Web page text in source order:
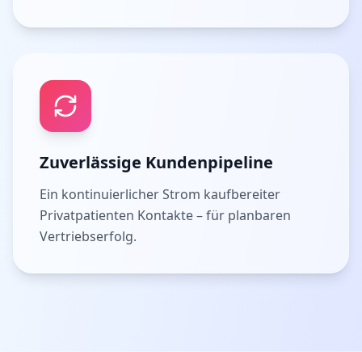
Zuverlässige Kundenpipeline
Ein kontinuierlicher Strom kaufbereiter
Privatpatienten Kontakte – für planbaren
Vertriebserfolg.